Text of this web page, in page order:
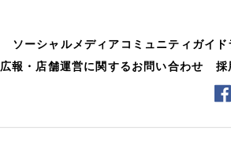
ソーシャルメディアコミュニティガイド
広報・店舗運営に関するお問い合わせ 採